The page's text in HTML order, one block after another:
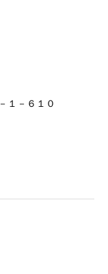
１－６１０